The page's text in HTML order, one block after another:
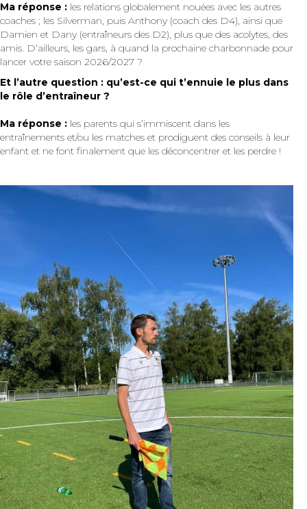
Ma réponse : les relations globalement nouées avec les autres
coaches ; les Silverman, puis Anthony (coach des D4), ainsi que
Damien et Dany (entraîneurs des D2), plus que des acolytes, des
amis. D’ailleurs, les gars, à quand la prochaine charbonnade pour
lancer votre saison 2026/2027 ?
Et l’autre question : qu’est-ce qui t’ennuie le plus dans
le rôle d’entraîneur ?
Ma réponse : les parents qui s’immiscent dans les
entraînements et/ou les matches et prodiguent des conseils à leur
enfant et ne font finalement que les déconcentrer et les perdre !